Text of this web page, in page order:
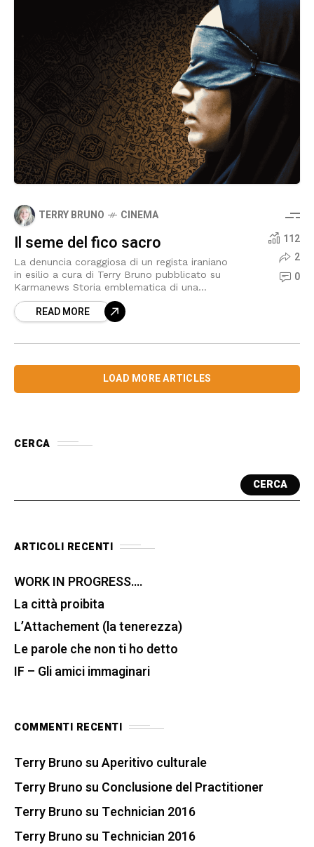
TERRY BRUNO CINEMA
Il seme del fico sacro
La denuncia coraggiosa di un regista iraniano
in esilio a cura di Terry Bruno pubblicato su
Karmanews Storia emblematica di una
famiglia iraniana che rivela luci e ombre del
regimeREAD MORE
112
2
0
LOAD MORE ARTICLES
CERCA
CERCA
ARTICOLI RECENTI
WORK IN PROGRESS….
La città proibita
L’Attachement (la tenerezza)
Le parole che non ti ho detto
IF – Gli amici immaginari
COMMENTI RECENTI
Terry BrunosuAperitivo culturale
Terry Brunosu Conclusione del Practitioner
Terry Brunosu Technician 2016
Terry Brunosu Technician 2016